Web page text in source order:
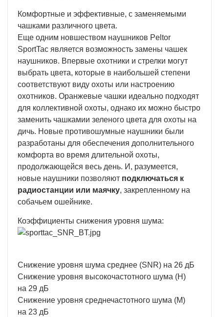
Комфортные и эффективные, с заменяемыми
чашками различного цвета.
Еще одним новшеством наушников Peltor
SportTac является возможность замены чашек
наушников. Впервые охотники и стрелки могут
выбрать цвета, которые в наибольшей степени
соответствуют виду охоты или настроению
охотников. Оранжевые чашки идеально подходят
для коллективной охоты, однако их можно быстро
заменить чашкамии зеленого цвета для охоты на
дичь. Новые противошумные наушники были
разработаны для обеспечения дополнительного
комфорта во время длительной охоты,
продолжающейся весь день. И, разумеется,
новые наушники позволяют подключаться к
радиостанции или маячку, закрепленному на
собачьем ошейнике.
Коэффициенты снижения уровня шума:
Снижение уровня шума среднее (SNR) на 26 дБ
Снижение уровня высокочастотного шума (H)
на 29 дБ
Снижение уровня среднечастотного шума (M)
на 23 дБ